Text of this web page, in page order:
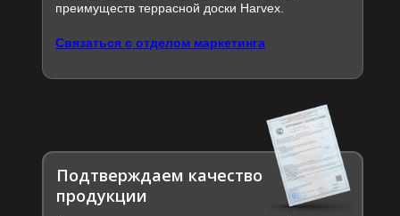
преимуществ террасной доски Harvex.
Связаться с отделом маркетинга
Подтверждаем качество
продукции